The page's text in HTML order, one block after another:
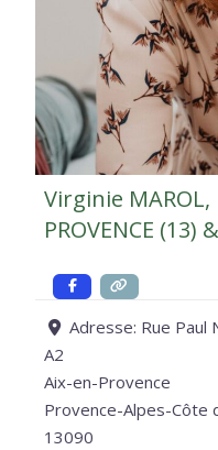
Virginie
PROVENCE (13)
Adresse: Rue Paul
A2
Aix-en-Provence
Provence-Alpes-Côte
13090